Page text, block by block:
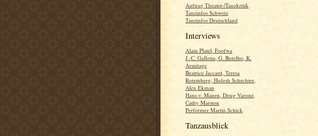
Auftrag Theater-/Tanzkritik
Tanzinfos Schweiz
Tanzinfos Deutschland
Interviews
Alain Platel, Foofwa
J.-C. Gallotta, G. Botelho, K.
Armitage
Beatrice Jaccard, Teresa
Rotemberg, Hofesh Schechter,
Alex Ekman
Hans v. Manen, Doug Varone,
Cathy Marston
Performer Martin Schick
Tanzausblick